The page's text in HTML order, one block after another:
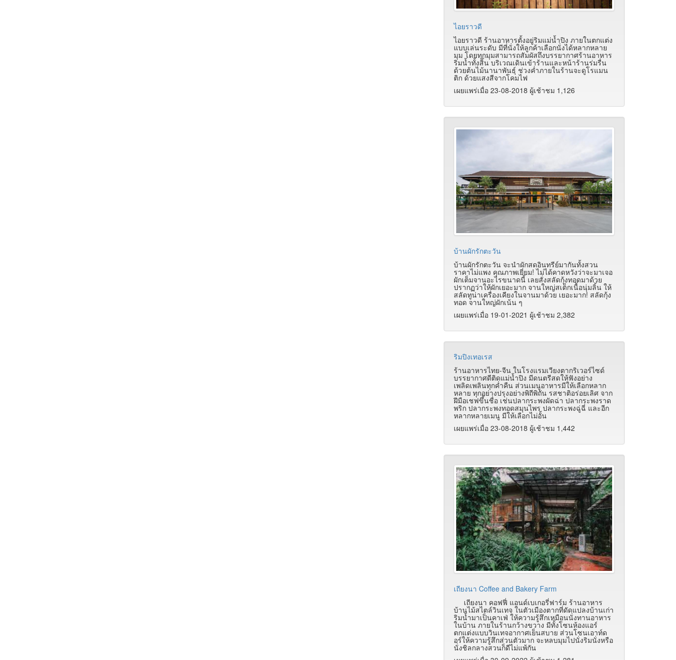
ไอยราวดี
ไอยราวดี ร้านอาหารตั้งอยู่ริมแม่น้ำปิง ภายในตกแต่ง
แบบเล่นระดับ มีที่นั่งให้ลูกค้าเลือกนั่งได้หลากหลาย
มุม โดยทุกมุมสามารถสัมผัสถึงบรรยากาศร้านอาหาร
ริมน้ำทั้งสิ้น บริเวณเดินเข้าร้านและหน้าร้านร่มรื่น
ด้วยต้นไม้นานาพันธุ์ ช่วงค่ำภายในร้านจะดูโรแมน
ติก ด้วยแสงสีจากโคมไฟ
เผยแพร่เมื่อ 23-08-2018 ผู้เช้าชม 1,126
บ้านผักรักตะวัน
บ้านผักรักตะวัน จะนำผักสดอินทรีย์มากันทั้งสวน
ราคาไม่แพง คุณภาพเยี่ยม! ไม่ได้คาดหวังว่าจะมาเจอ
ผักเต็มจานอะไรขนาดนี้ เลยสั่งสลัดกุ้งทอดมาด้วย
ปรากฏว่าให้ผักเยอะมาก จานใหญ่สเต็กเนื้อนุ่มลิ้น ให้
สลัดทูน่าเครื่องเคียงในจานมาด้วย เยอะมาก! สลัดกุ้ง
ทอด จานใหญ่ผักเน้น ๆ
เผยแพร่เมื่อ 19-01-2021 ผู้เช้าชม 2,382
ริมปิงเทอเรส
ร้านอาหารไทย-จีน ในโรงแรมเวียงตากริเวอร์ไซด์
บรรยากาศดีติดแม่น้ำปิง มีดนตรีสดให้ฟังอย่าง
เพลิดเพลินทุกค่ำคืน ส่วนเมนูอาหารมีให้เลือกหลาก
หลาย ทุกอย่างปรุงอย่างพิถีพิถัน รสชาติอร่อยเลิศ จาก
ฝีมือเชฟขึ้นชื่อ เช่นปลากระพงผัดฉ่า ปลากระพงราด
พริก ปลากระพงทอดสมุนไพร ปลากระพงฉู่ฉี่ และอีก
หลากหลายเมนู มีให้เลือกไม่อั้น
เผยแพร่เมื่อ 23-08-2018 ผู้เช้าชม 1,442
เถียงนา Coffee and Bakery Farm
เถียงนา คอฟฟี่ แอนด์เบเกอรี่ฟาร์ม ร้านอาหาร
บ้านไม้สไตล์วินเทจ ในตัวเมืองตากที่ดัดแปลงบ้านเก่า
ริมน้ำมาเป็นคาเฟ่ ให้ความรู้สึกเหมือนนั่งทานอาหาร
ในบ้าน ภายในร้านกว้างขวาง มีทั้งโซนห้องแอร์
ตกแต่งแบบวินเทจอากาศเย็นสบาย ส่วนโซนเอาท์ด
อร์ให้ความรู้สึกส่วนตัวมาก จะหลบมุมไปนั่งริมนั่งหรือ
นั่งชิลกลางสวนก็ดีไม่แพ้กัน